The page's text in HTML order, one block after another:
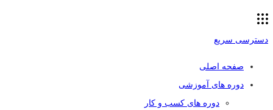
دسترسی سریع
صفحه اصلی
دوره های آموزشی
دوره های کسب و کار